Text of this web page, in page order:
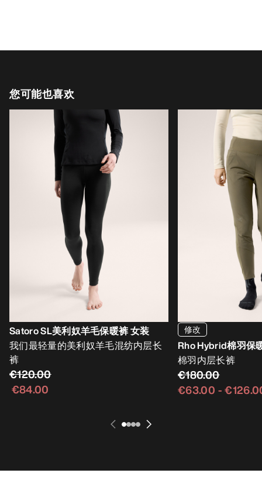
您可能也喜欢
Satoro SL美利奴羊毛保暖裤 女装
我们最轻量的美利奴羊毛混纺内层长
裤
€120.00
€84.00
修改
Rho Hybrid棉羽保
棉羽内层长裤
€180.00
€63.00 -